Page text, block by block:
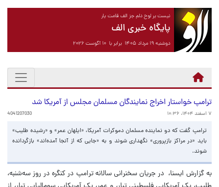
نیست بر لوح دلم جز الف قامت یار
پایگاه خبری الف
دوشنبه ۱۹ مرداد ۱۴۰۵ برابر با ۱۰ آگوست ۲۰۲۶
ترامپ خواستار اخراج نمایندگان مسلمان مجلس از آمریکا شد
۷ اسفند ۱۴۰۴، ۱۰:۳۶ 4041207030
ترامپ گفت که دو نماینده مسلمان دموکرات آمریکا، «ایلهان عمر» و «رشیده طلیب»
باید «در مراکز بازپروری» نگهداری شوند و به «جایی که از آنجا آمده‌اند» بازگردانده
شوند.
به گزارش ایسنا، در جریان سخنرانی سالانه ترامپ در کنگره در روز سه‌شنبه،